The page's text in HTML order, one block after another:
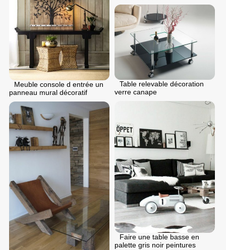
Meuble console d entrée un
panneau mural décoratif
Table relevable décoration
verre canape
Faire une table basse en
palette gris noir peintures